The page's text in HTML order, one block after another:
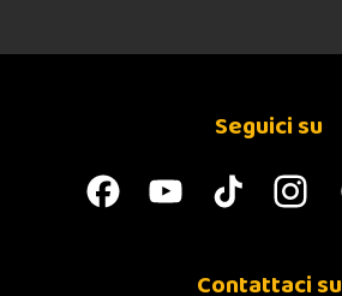
Seguici su
Contattaci su